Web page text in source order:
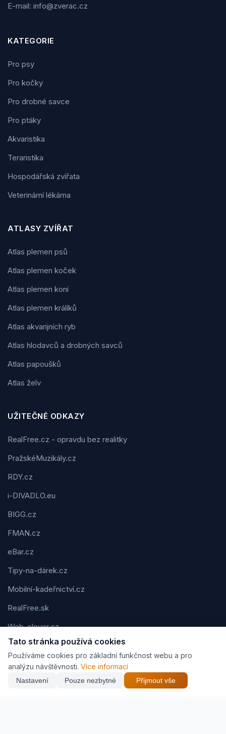
E-mail: info@zverac.cz
KATEGORIE
Pro psy
Pro kočky
Pro drobné savce
Pro ptáky
Akvaristika
Teraristika
Hospodářská zvířata
Veterinární lékárna
ATLASY ZVÍŘAT
Atlas plemen psů
Atlas plemen koček
Atlas plemen koní
Atlas plemen králíků
Atlas akvarijních ryb
Atlas hlodavců a drobných savců
Atlas papoušků
Atlas želv
UŽITEČNÉ ODKAZY
RealFree.cz - opravdu bez realitky
PražskéMuzikály.cz
RDY.cz
i-DIVADLO.eu
BIGG.cz
FMAN.cz
eBar.cz
Tipy-na-dárek.cz
Mobilní-kadeřnictví.cz
RealFree.sk
Web-clever.cz
Kvízov.cz
Karavaning.net
CVčko.eu
Tato stránka používá cookies
Používáme cookies pro základní funkčnost webu a pro
analýzu návštěvnosti. Více informací
Nastavení Pouze nezbytné Přijmout vše